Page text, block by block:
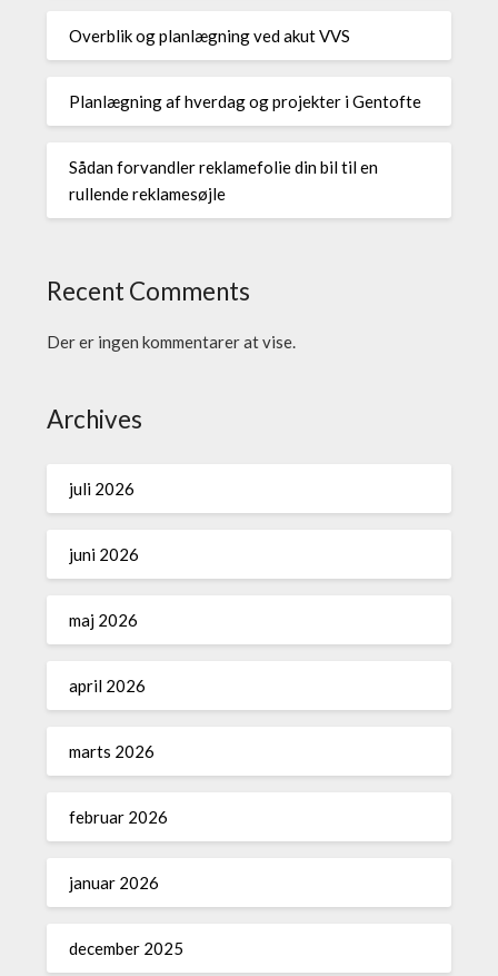
Overblik og planlægning ved akut VVS
Planlægning af hverdag og projekter i Gentofte
Sådan forvandler reklamefolie din bil til en
rullende reklamesøjle
Recent Comments
Der er ingen kommentarer at vise.
Archives
juli 2026
juni 2026
maj 2026
april 2026
marts 2026
februar 2026
januar 2026
december 2025